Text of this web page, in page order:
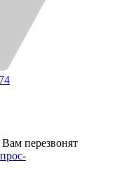
перезвонят